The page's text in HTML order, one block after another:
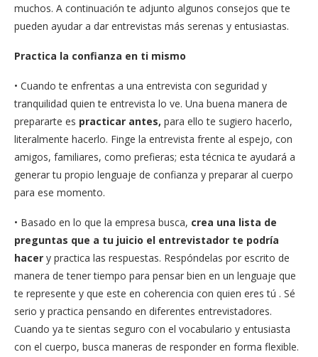
muchos. A continuación te adjunto algunos consejos que te
pueden ayudar a dar entrevistas más serenas y entusiastas.
Practica la confianza en ti mismo
• Cuando te enfrentas a una entrevista con seguridad y
tranquilidad quien te entrevista lo ve. Una buena manera de
prepararte es practicar antes, para ello te sugiero hacerlo,
literalmente hacerlo. Finge la entrevista frente al espejo, con
amigos, familiares, como prefieras; esta técnica te ayudará a
generar tu propio lenguaje de confianza y preparar al cuerpo
para ese momento.
• Basado en lo que la empresa busca, crea una lista de
preguntas que a tu juicio el entrevistador te podría
hacer y practica las respuestas. Respóndelas por escrito de
manera de tener tiempo para pensar bien en un lenguaje que
te represente y que este en coherencia con quien eres tú . Sé
serio y practica pensando en diferentes entrevistadores.
Cuando ya te sientas seguro con el vocabulario y entusiasta
con el cuerpo, busca maneras de responder en forma flexible.